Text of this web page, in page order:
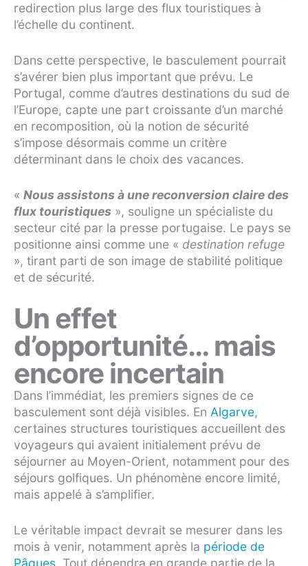
redirection plus large des flux touristiques à
l’échelle du continent.
Dans cette perspective, le basculement pourrait
s’avérer bien plus important que prévu. Le
Portugal, comme d’autres destinations du sud de
l’Europe, capte une part croissante d’un marché
en recomposition, où la notion de sécurité
s’impose désormais comme un critère
déterminant dans le choix des vacances.
« Nous assistons à une reconversion claire des
flux touristiques », souligne un spécialiste du
secteur cité par la presse portugaise. Le pays se
positionne ainsi comme une « destination refuge
», tirant parti de son image de stabilité politique
et de sécurité.
Un effet
d’opportunité… mais
encore incertain
Dans l’immédiat, les premiers signes de ce
basculement sont déjà visibles. En Algarve,
certaines structures touristiques accueillent des
voyageurs qui avaient initialement prévu de
séjourner au Moyen-Orient, notamment pour des
séjours golfiques. Un phénomène encore limité,
mais appelé à s’amplifier.
Le véritable impact devrait se mesurer dans les
mois à venir, notamment après la période de
Pâques . Tout dépendra en grande partie de la